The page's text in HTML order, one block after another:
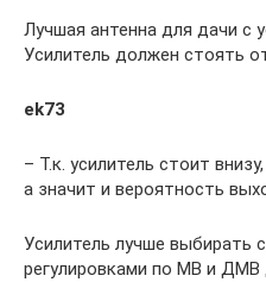
Лучшая антенна для дачи с
Усилитель должен стоять
ek73
– Т.к. усилитель стоит
а значит и вероятность
Усилитель лучше выбирать
регулировками по МВ и